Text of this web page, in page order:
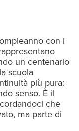
con i
un centenario
scuola
più pura:
senso. È il
che
ma parte di